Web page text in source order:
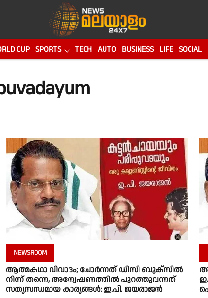
CUP SPORTS TECH AUTO BUSINESS LIFE SOCIAL
NEWSROOM
ആത്മകഥാ വിവാദം; ചോർന്നത് ഡിസി ബുക്സിൽ
നിന്ന് തന്നെ, അന്വേഷണത്തിൽ പുറത്തുവന്നത്
സത്യസന്ധമായ കാര്യങ്ങൾ: ഇ.പി. ജയരാജൻ